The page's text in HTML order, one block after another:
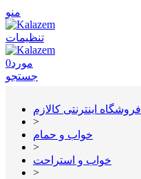
منو
تنظیمات
0مورد
جستجو
فروشگاه اینترنتی کالازم
>
خواب و حمام
>
خواب و استراحت
>